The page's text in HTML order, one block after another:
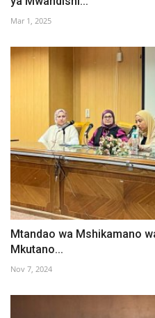
Mar 1, 2025
Mtandao wa Mshikamano
Mkutano...
Nov 7, 2024